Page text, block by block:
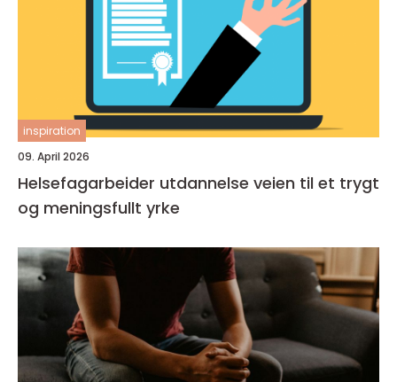
inspiration
09. April 2026
Helsefagarbeider utdannelse veien til et trygt
og meningsfullt yrke